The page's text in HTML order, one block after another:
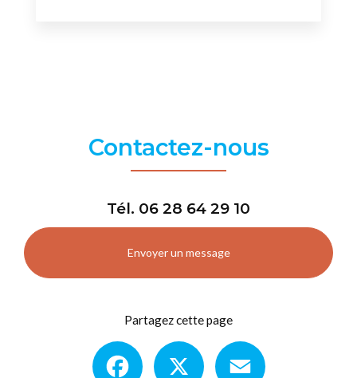
Contactez-nous
Tél. 06 28 64 29 10
Envoyer un message
Partagez cette page
Facebook